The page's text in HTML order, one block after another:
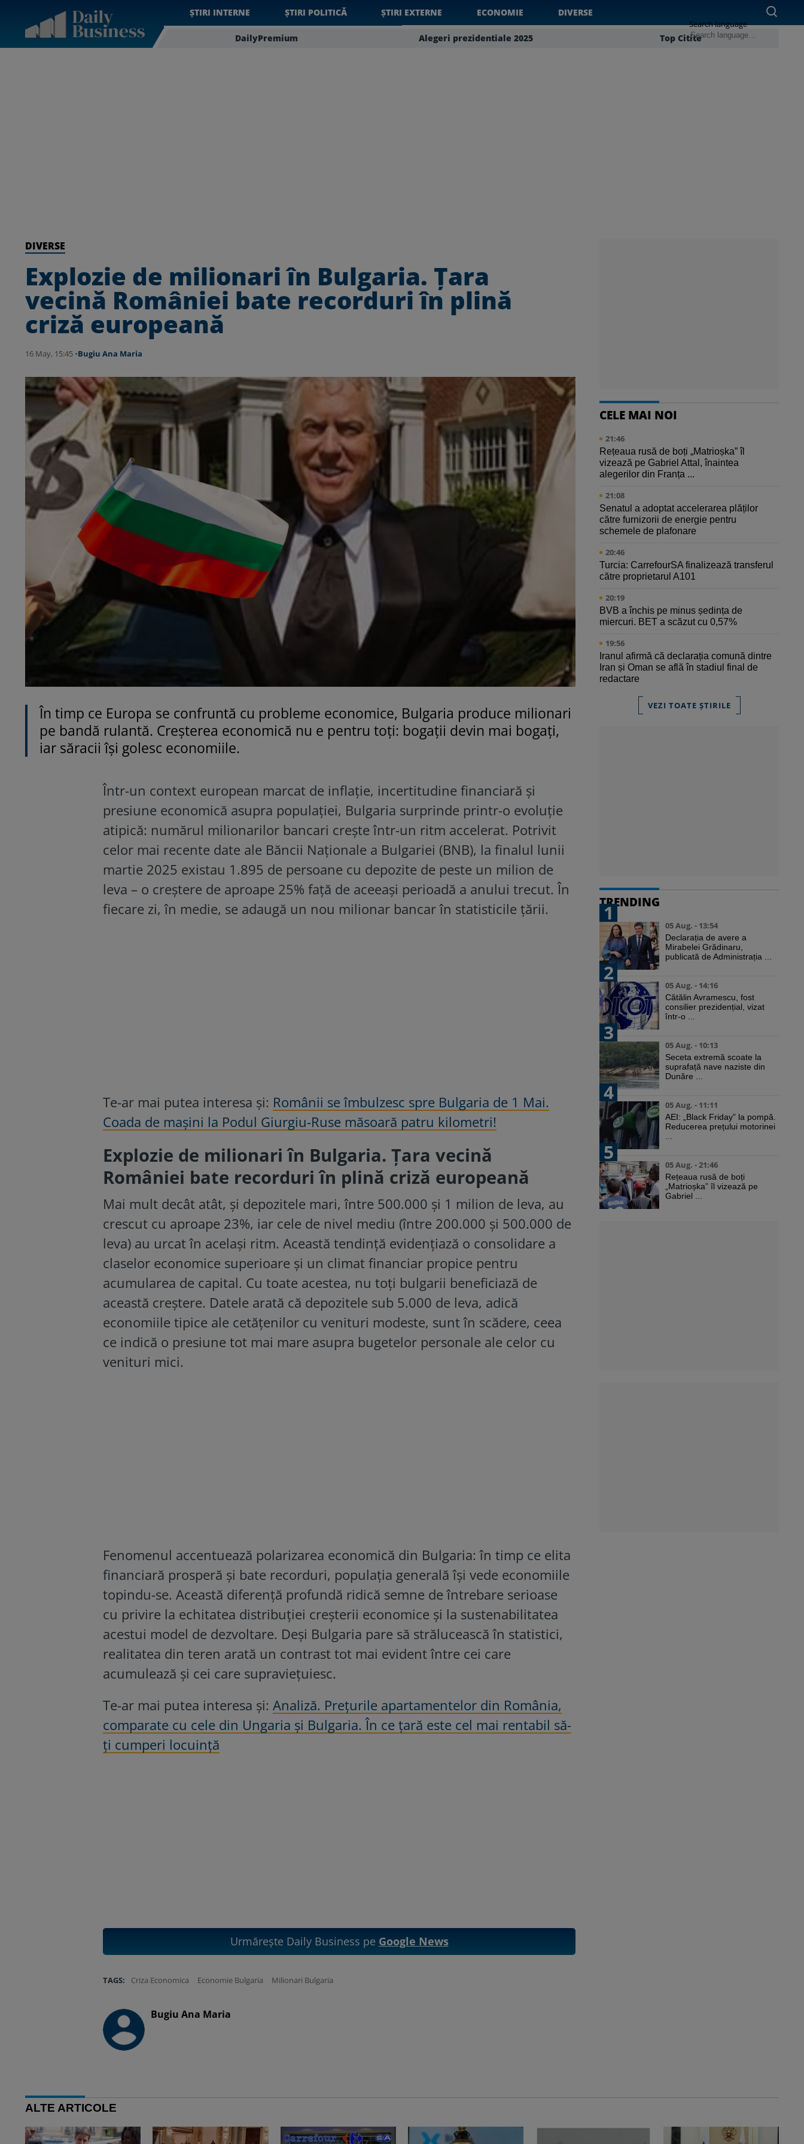
ȘTIRI INTERNE ȘTIRI POLITICĂ ȘTIRI EXTERNE ECONOMIE DIVERSE
DailyPremium Alegeri prezidentiale 2025 Top Citite
Search language
DIVERSE
Explozie de milionari în Bulgaria. Țara
vecină României bate recorduri în plină
criză europeană
16 May, 15:45 •Bugiu ⁠Ana Maria
În timp ce Europa se confruntă cu probleme economice, Bulgaria produce milionari
pe bandă rulantă. Creșterea economică nu e pentru toți: bogații devin mai bogați,
iar săracii își golesc economiile.
Într-un context european marcat de inflație, incertitudine financiară și
presiune economică asupra populației, Bulgaria surprinde printr-o evoluție
atipică: numărul milionarilor bancari crește într-un ritm accelerat. Potrivit
celor mai recente date ale Băncii Naționale a Bulgariei (BNB), la finalul lunii
martie 2025 existau 1.895 de persoane cu depozite de peste un milion de
leva – o creștere de aproape 25% față de aceeași perioadă a anului trecut. În
fiecare zi, în medie, se adaugă un nou milionar bancar în statisticile țării.
Te-ar mai putea interesa și: Românii se îmbulzesc spre Bulgaria de 1 Mai.
Coada de mașini la Podul Giurgiu-Ruse măsoară patru kilometri!
Explozie de milionari în Bulgaria. Țara vecină
României bate recorduri în plină criză europeană
Mai mult decât atât, și depozitele mari, între 500.000 și 1 milion de leva, au
crescut cu aproape 23%, iar cele de nivel mediu (între 200.000 și 500.000 de
leva) au urcat în același ritm. Această tendință evidențiază o consolidare a
claselor economice superioare și un climat financiar propice pentru
acumularea de capital. Cu toate acestea, nu toți bulgarii beneficiază de
această creștere. Datele arată că depozitele sub 5.000 de leva, adică
economiile tipice ale cetățenilor cu venituri modeste, sunt în scădere, ceea
ce indică o presiune tot mai mare asupra bugetelor personale ale celor cu
venituri mici.
Fenomenul accentuează polarizarea economică din Bulgaria: în timp ce elita
financiară prosperă și bate recorduri, populația generală își vede economiile
topindu-se. Această diferență profundă ridică semne de întrebare serioase
cu privire la echitatea distribuției creșterii economice și la sustenabilitatea
acestui model de dezvoltare. Deși Bulgaria pare să strălucească în statistici,
realitatea din teren arată un contrast tot mai evident între cei care
acumulează și cei care supraviețuiesc.
Te-ar mai putea interesa și: Analiză. Prețurile apartamentelor din România,
comparate cu cele din Ungaria și Bulgaria. În ce țară este cel mai rentabil să-
ți cumperi locuință
Urmărește Daily Business pe Google News
TAGS: Criza Economica Economie Bulgaria Milionari Bulgaria
Bugiu ⁠Ana Maria
ALTE ARTICOLE
CELE MAI NOI
21:46
Rețeaua rusă de boți „Matrioșka” îl
vizează pe Gabriel Attal, înaintea
alegerilor din Franța ...
21:08
Senatul a adoptat accelerarea plăților
către furnizorii de energie pentru
schemele de plafonare
20:46
Turcia: CarrefourSA finalizează transferul
către proprietarul A101
20:19
BVB a închis pe minus ședința de
miercuri. BET a scăzut cu 0,57%
19:56
Iranul afirmă că declarația comună dintre
Iran și Oman se află în stadiul final de
redactare
VEZI TOATE ȘTIRILE
TRENDING
1
05 Aug. - 13:54
Declarația de avere a
Mirabelei Grădinaru,
publicată de Administrația ...
2
05 Aug. - 14:16
Cătălin Avramescu, fost
consilier prezidențial, vizat
într-o ...
3
05 Aug. - 10:13
Seceta extremă scoate la
suprafață nave naziste din
Dunăre ...
4
05 Aug. - 11:11
AEI: „Black Friday” la pompă.
Reducerea prețului motorinei
5
05 Aug. - 21:46
Rețeaua rusă de boți
„Matrioșka” îl vizează pe
Gabriel ...